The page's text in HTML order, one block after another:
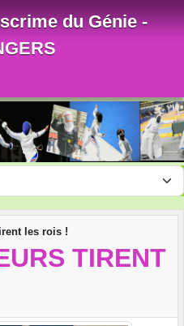
du Génie -
les rois !
TIRENT